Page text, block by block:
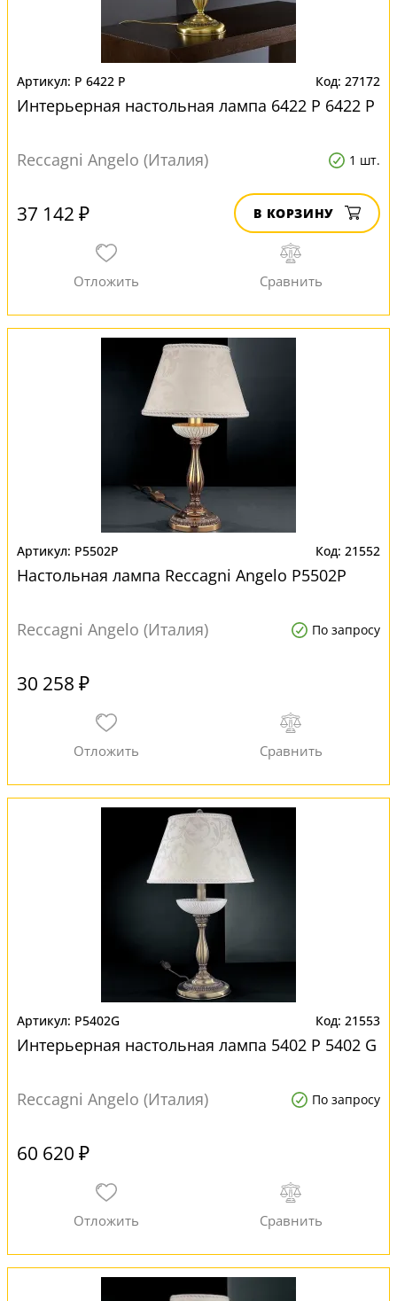
P 6422 P 27172
Интерьерная настольная лампа 6422 P 6422 P
Reccagni Angelo (Италия) 1 шт.
37 142 ₽ В КОРЗИНУ
P5502P 21552
Настольная лампа Reccagni Angelo P5502P
Reccagni Angelo (Италия) По запросу
30 258 ₽
P5402G 21553
Интерьерная настольная лампа 5402 P 5402 G
Reccagni Angelo (Италия) По запросу
60 620 ₽